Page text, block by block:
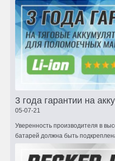
3 года гарантии на
05-07-21
Уверенность производителя в
батарей должна быть